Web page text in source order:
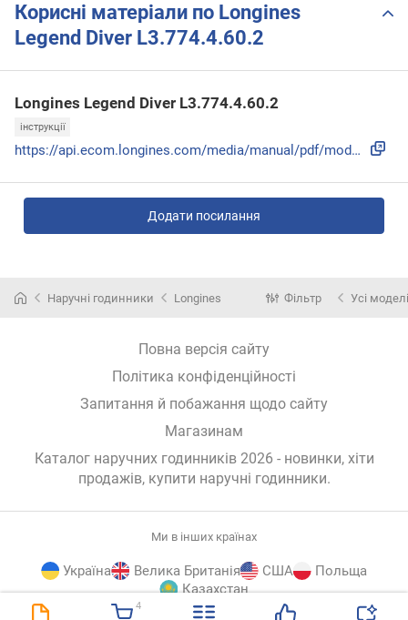
4
Корисні матеріали по Longines
Legend Diver L3.774.4.60.2
Longines Legend Diver L3.774.4.60.2
інструкції
https://api.ecom.longines.com/media/manual/pdf/mode_emploi_...
Додати посилання
Наручні годинники Longines Фільтр Усі моделі
Повна версія сайту
Політика конфіденційності
Запитання й побажання щодо сайту
Магазинам
Каталог наручних годинників 2026 - новинки, хіти
продажів, купити наручні годинники.
Ми в інших країнах
Україна Велика Британія США
Польща
Казахстан